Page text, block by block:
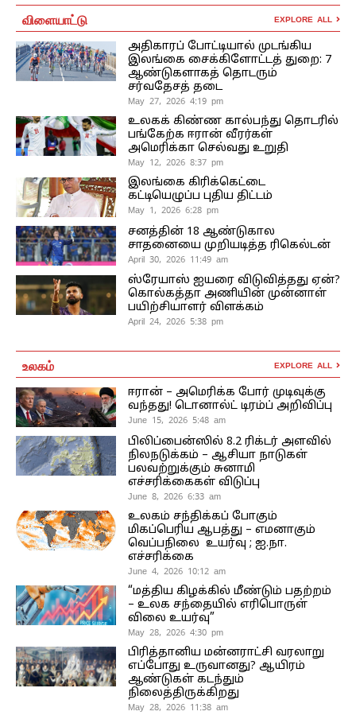
விளையாட்டு EXPLORE ALL
அதிகாரப் போட்டியால் முடங்கிய
இலங்கை சைக்கிளோட்டத் துறை: 7
ஆண்டுகளாகத் தொடரும்
சர்வதேசத் தடை
May 27, 2026 4:19 pm
உலகக் கிண்ண கால்பந்து தொடரில்
பங்கேற்க ஈரான் வீரர்கள்
அமெரிக்கா செல்வது உறுதி
May 12, 2026 8:37 pm
இலங்கை கிரிக்கெட்டை
கட்டியெழுப்ப புதிய திட்டம்
May 1, 2026 6:28 pm
சனத்தின் 18 ஆண்டுகால
சாதனையை முறியடித்த ரிகெல்டன்
April 30, 2026 11:49 am
ஸ்ரேயாஸ் ஐயரை விடுவித்தது ஏன்?
கொல்கத்தா அணியின் முன்னாள்
பயிற்சியாளர் விளக்கம்
April 24, 2026 5:38 pm
உலகம் EXPLORE ALL
ஈரான் – அமெரிக்க போர் முடிவுக்கு
வந்தது! டொனால்ட் டிரம்ப் அறிவிப்பு
June 15, 2026 5:48 am
பிலிப்பைன்ஸில் 8.2 ரிக்டர் அளவில்
நிலநடுக்கம் – ஆசியா நாடுகள்
பலவற்றுக்கும் சுனாமி
எச்சரிக்கைகள் விடுப்பு
June 8, 2026 6:33 am
உலகம் சந்திக்கப் போகும்
மிகப்பெரிய ஆபத்து – எமனாகும்
வெப்பநிலை உயர்வு ; ஐ.நா.
எச்சரிக்கை
June 4, 2026 10:12 am
“மத்திய கிழக்கில் மீண்டும் பதற்றம்
– உலக சந்தையில் எரிபொருள்
விலை உயர்வு”
May 28, 2026 4:30 pm
பிரித்தானிய மன்னராட்சி வரலாறு
எப்போது உருவானது? ஆயிரம்
ஆண்டுகள் கடந்தும்
நிலைத்திருக்கிறது
May 28, 2026 11:38 am